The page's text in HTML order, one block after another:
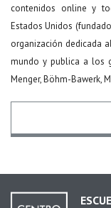
contenidos online y
Estados Unidos
organización dedicada
mundo y publica a los
Menger, Böhm-Bawerk,